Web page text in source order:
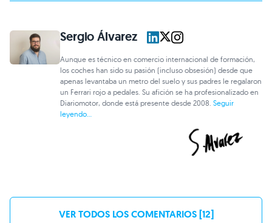
Sergio Álvarez
Aunque es técnico en comercio internacional de formación,
los coches han sido su pasión (incluso obsesión) desde que
apenas levantaba un metro del suelo y sus padres le regalaron
un Ferrari rojo a pedales. Su afición se ha profesionalizado en
Diariomotor, donde está presente desde 2008.Seguir
leyendo...
VER TODOS LOS COMENTARIOS [12]